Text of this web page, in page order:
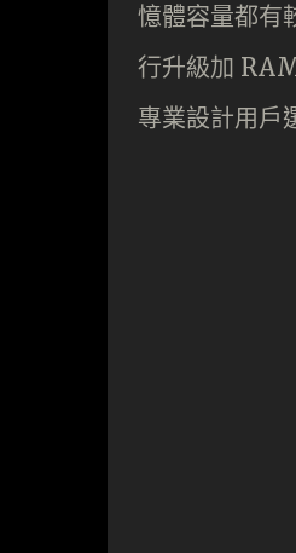
憶體容量都有
行升級加
專業設計用戶